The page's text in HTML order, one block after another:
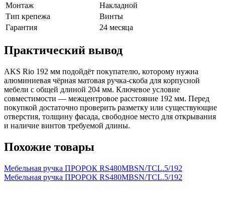
Монтаж
Накладной
Тип крепежа
Винты
Гарантия
24 месяца
Практический вывод
AKS Rio 192 мм подойдёт покупателю, которому нужна
алюминиевая чёрная матовая ручка-скоба для корпусной
мебели с общей длиной 204 мм. Ключевое условие
совместимости — межцентровое расстояние 192 мм. Перед
покупкой достаточно проверить разметку или существующие
отверстия, толщину фасада, свободное место для открывания
и наличие винтов требуемой длины.
Похожие товары
Мебельная ручка ПРОРОК RS480MBSN/TCL.5/192
Мебельная ручка ПРОРОК RS480MBSN/TCL.5/192